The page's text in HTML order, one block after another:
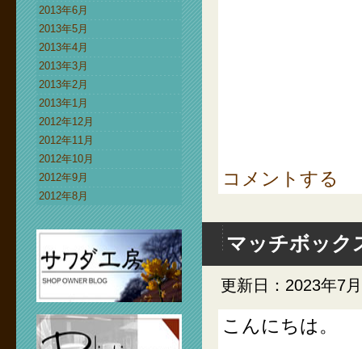
2013年6月
2013年5月
2013年4月
2013年3月
2013年2月
2013年1月
2012年12月
2012年11月
2012年10月
2012年9月
2012年8月
コメントする
マッチボック
更新日：2023年7
こんにちは。